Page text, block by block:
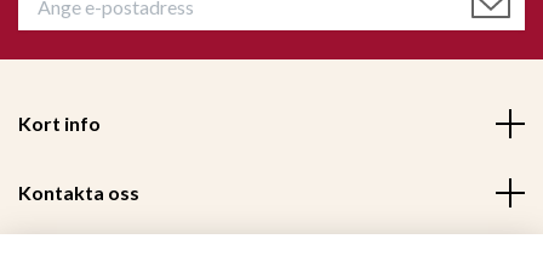
Kort info
Kontakta oss